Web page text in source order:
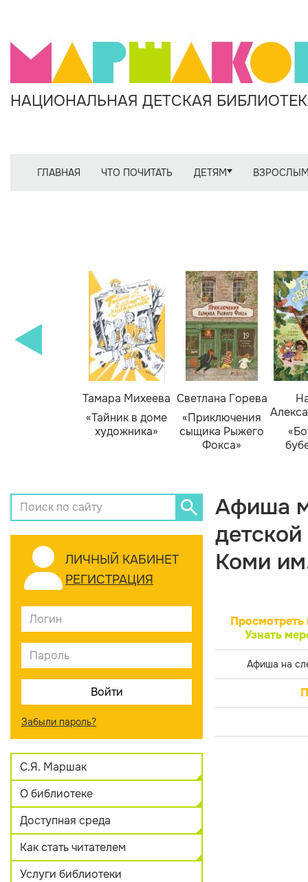
НАЦИОНАЛЬНАЯ ДЕТСКАЯ
ГЛАВНАЯ ЧТО ПОЧИТАТЬ ДЕТЯМ
Тамара Михеева
«Тайник в доме
художника»
Светлана Горева
«Приключения
сыщика Рыжего
Фокса»
ЛИЧНЫЙ КАБИНЕТ
РЕГИСТРАЦИЯ
Забыли пароль?
С.Я. Маршак
О библиотеке
Доступная среда
Как стать читателем
Услуги библиотеки
Афиша
Коми
Просмотреть
Узнать
Афиша на